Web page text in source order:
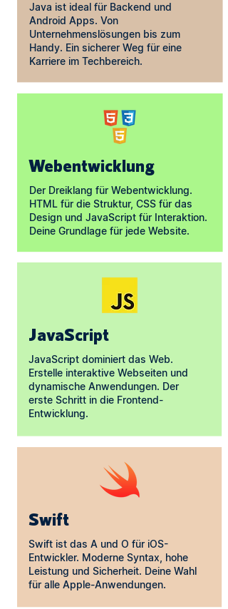
Java ist ideal für Backend und
Android Apps. Von
Unternehmenslösungen bis zum
Handy. Ein sicherer Weg für eine
Karriere im Techbereich.
Webentwicklung
Der Dreiklang für Webentwicklung.
HTML für die Struktur, CSS für das
Design und JavaScript für Interaktion.
Deine Grundlage für jede Website.
JavaScript
JavaScript dominiert das Web.
Erstelle interaktive Webseiten und
dynamische Anwendungen. Der
erste Schritt in die Frontend-
Entwicklung.
Swift
Swift ist das A und O für iOS-
Entwickler. Moderne Syntax, hohe
Leistung und Sicherheit. Deine Wahl
für alle Apple-Anwendungen.